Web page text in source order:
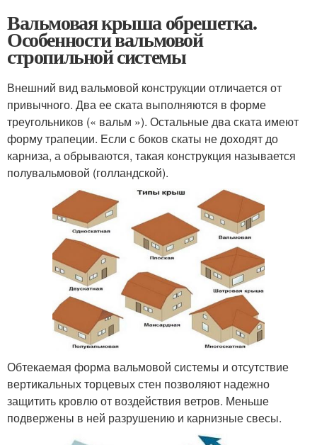
Вальмовая крыша обрешетка.
Особенности вальмовой
стропильной системы
Внешний вид вальмовой конструкции отличается от
привычного. Два ее ската выполняются в форме
треугольников (« вальм »). Остальные два ската имеют
форму трапеции. Если с боков скаты не доходят до
карниза, а обрываются, такая конструкция называется
полувальмовой (голландской).
Обтекаемая форма вальмовой системы и отсутствие
вертикальных торцевых стен позволяют надежно
защитить кровлю от воздействия ветров. Меньше
подвержены в ней разрушению и карнизные свесы.